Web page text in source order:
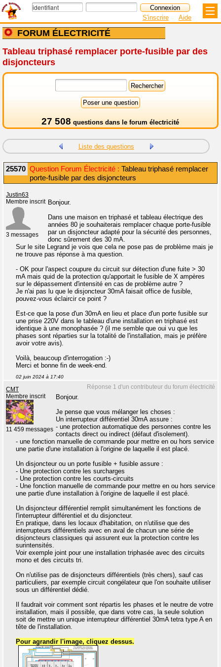
FORUM ÉLECTRICITÉ
S'inscrire Aide
Tableau triphasé remplacer porte-fusible par des
disjoncteurs
27 508 questions dans le forum électricité
Liste des questions
25570 Question Forum Électricité : Tableau triphasé remplacer
porte-fusible par des disjoncteurs
Justin63
Membre inscrit
3 messages
Bonjour.
Dans une maison en triphasé et tableau électrique des
années 80 je souhaiterais remplacer chaque porte-fusible
par un disjoncteur adapté pour la sécurité des personnes,
donc sûrement des 30 mA.
Sur le site Legrand je vois que cela ne pose pas de problème mais je
ne trouve pas réponse à ma question.
- OK pour l'aspect coupure du circuit sur détection d'une fuite > 30
mA mais quid de la protection qu'apportait le fusible de X ampères
sur le dépassement d'intensité en cas de problème autre ?
Je n'ai pas lu que le disjoncteur 30mA faisait office de fusible,
pouvez-vous éclaircir ce point ?
Est-ce que la pose d'un 30mA en lieu et place d'un porte fusible sur
une prise 220V dans le tableau d'une installation en triphasé est
identique à une monophasée ? (il me semble que oui vu que les
phases sont réparties sur la totalité de l'installation, mais je préfère
avoir votre avis).
Voilà, beaucoup d'interrogation :-)
Merci et bonne fin de week-end.
02 juin 2024 à 17:40
Réponse 1 d'un contributeur du forum électricité
CMT
Membre inscrit
11 459 messages
Bonjour.
Je pense que vous mélanger les choses :
Un interrupteur différentiel 30mA assure :
- une protection automatique des personnes contre les
contacts direct ou indirect (défaut d'isolement).
- une fonction manuelle de commande pour mettre en ou hors service
une partie d'une installation à l'origine de laquelle il est placé.
Un disjoncteur ou un porte fusible + fusible assure :
- Une protection contre les surcharges
- Une protection contre les courts-circuits
- Une fonction manuelle de commande pour mettre en ou hors service
une partie d'une installation à l'origine de laquelle il est placé.
Un disjoncteur différentiel remplit simultanément les fonctions de
l'interrupteur différentiel et du disjoncteur.
En pratique, dans les locaux d'habitation, on n'utilise que des
interrupteurs différentiels avec en aval de chacun une série de
disjoncteurs classiques qui assurent eux la protection contre les
surintensités.
Voir exemple joint pour une installation triphasée avec des circuits
mono et des circuits tri.
On n'utilise pas de disjoncteurs différentiels (très chers), sauf cas
particuliers, par exemple circuit congélateur que l'on souhaite utiliser
sous un différentiel dédié.
Il faudrait voir comment sont répartis les phases et le neutre de votre
installation, mais il possible, que dans votre cas, la seule solution
soit de mettre un unique interrupteur différentiel 30mA tetra type A en
tête de l'installation.
Pour agrandir l'image, cliquez dessus.